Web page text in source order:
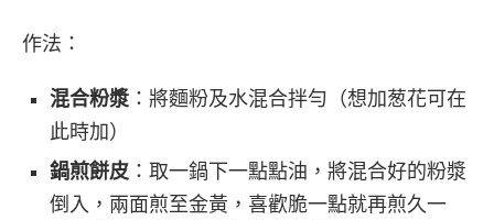
作法：
混合粉漿 ：將麵粉及水混合拌勻（想加葱花可在
此時加）
鍋煎餅皮 ：取一鍋下一點點油，將混合好的粉漿
倒入，兩面煎至金黃，喜歡脆一點就再煎久一